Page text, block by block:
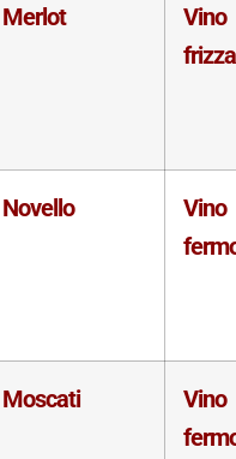
Merlot
Vino
Novello
Vino
Moscati
Vino